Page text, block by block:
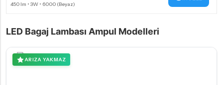
LED Bagaj Lambası Ampul Modelleri
ARIZA YAKMAZ